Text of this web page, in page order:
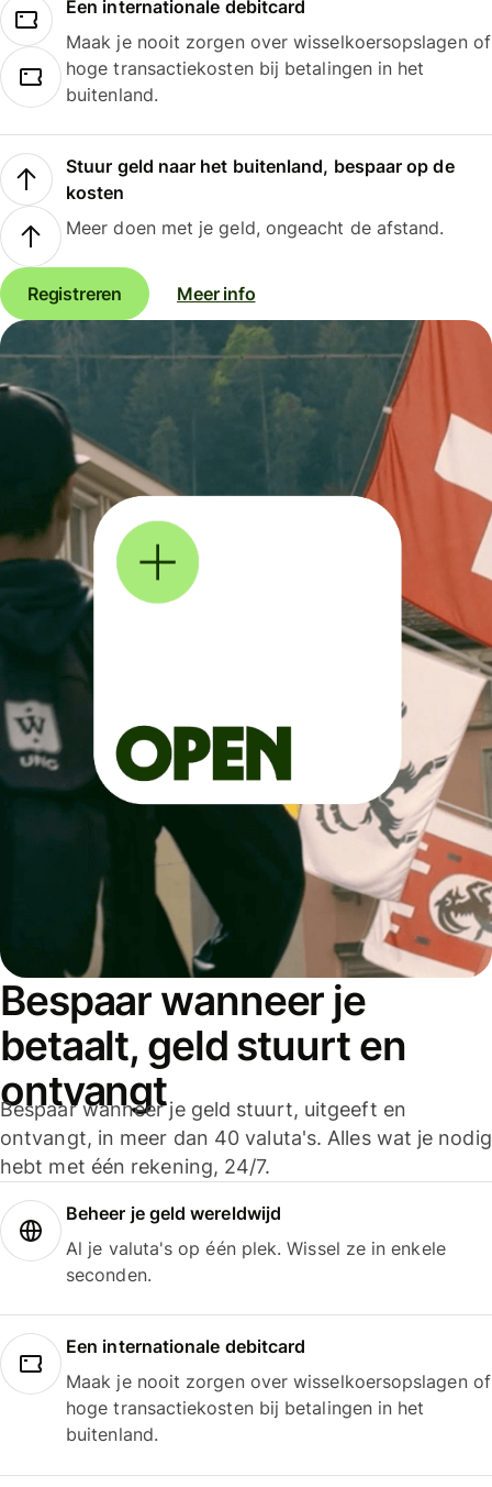
Een internationale debitcard
Maak je nooit zorgen over wisselkoersopslagen of
hoge transactiekosten bij betalingen in het
buitenland.
Stuur geld naar het buitenland, bespaar op de
kosten
Meer doen met je geld, ongeacht de afstand.
Registreren Meer info
Bespaar wanneer je
betaalt, geld stuurt en
ontvangt
Bespaar wanneer je geld stuurt, uitgeeft en
ontvangt, in meer dan 40 valuta's. Alles wat je nodig
hebt met één rekening, 24/7.
Beheer je geld wereldwijd
Al je valuta's op één plek. Wissel ze in enkele
seconden.
Een internationale debitcard
Maak je nooit zorgen over wisselkoersopslagen of
hoge transactiekosten bij betalingen in het
buitenland.